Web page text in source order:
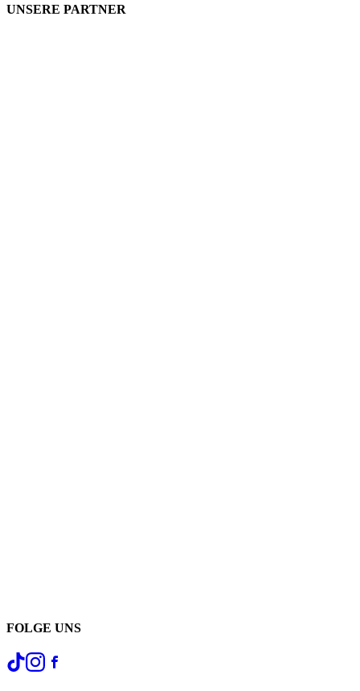
UNSERE PARTNER
FOLGE UNS